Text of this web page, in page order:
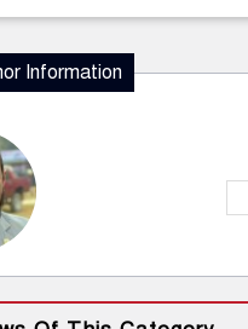
Information